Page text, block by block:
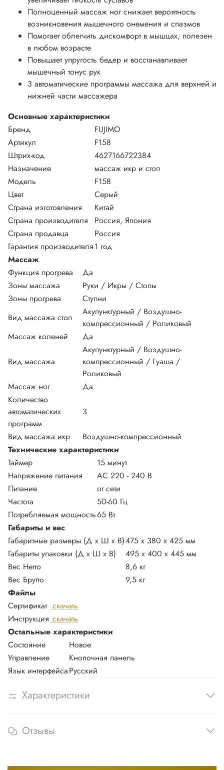
Полноценный массаж ног снижает вероятность
возникновения мышечного онемения и спазмов
Помогает облегчить дискомфорт в мышцах, полезен
в любом возрасте
Повышает упругость бедер и восстанавливает
мышечный тонус рук
3 автоматические программы массажа для верхней и
нижней части массажера
Основные характеристики
Бренд
FUJIMO
Артикул
F158
Штрих-код
4627166722384
Назначение
массаж икр и стоп
Модель
F158
Цвет
Серый
Страна изготовления
Китай
Страна производителя
Россия, Япония
Страна продавца
Россия
Гарантия производителя1 год
Массаж
Функция прогрева
Да
Зоны массажа
Руки / Икры / Стопы
Зоны прогрева
Ступни
Вид массажа стоп
Акупунктурный / Воздушно-
компрессионный / Роликовый
Массаж коленей
Да
Вид массажа
Акупунктурный / Воздушно-
компрессионный / Гуаша /
Роликовый
Массаж ног
Да
Количество
автоматических
программ
3
Вид массажа икр
Воздушно-компрессионный
Технические характеристики
Таймер
15 минут
Напряжение питания
АС 220 - 240 В
Питание
от сети
Частота
50-60 Гц
Потребляемая мощность65 Вт
Габариты и вес
Габаритные размеры (Д х Ш х В)475 x 380 x 425 мм
Габариты упаковки (Д х Ш х В)
495 x 400 x 445 мм
Вес Нетто
8,6 кг
Вес Брутто
9,5 кг
Файлы
Сертификат скачать
Инструкция скачать
Остальные характеристики
Состояние
Новое
Управление
Кнопочная панель
Язык интерфейсаРусский
Характеристики
Отзывы